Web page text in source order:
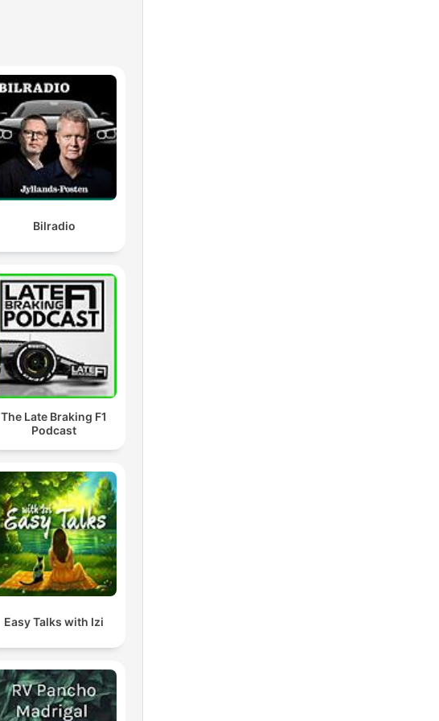
Bilradio
The Late Braking F1
Podcast
Easy Talks with Izi